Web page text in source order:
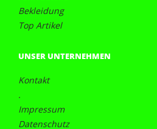
Bekleidung
Top Artikel
UNSER UNTERNEHMEN
Kontakt
.
Impressum
Datenschutz